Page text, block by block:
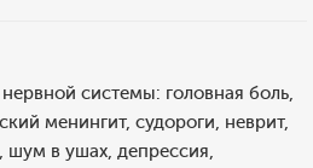
системы: головная боль,
менингит, судороги, неврит,
шум в ушах, депрессия,